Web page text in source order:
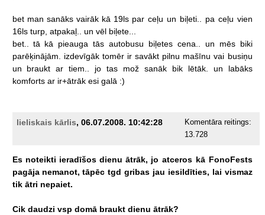
bet man sanāks vairāk kā 19ls par ceļu un biļeti.. pa ceļu vien
16ls turp, atpakaļ.. un vēl biļete...
bet..
tā kā pieauga tās autobusu biļetes cena.. un mēs biki
parēķinājām.
izdevīgāk tomēr ir savākt pilnu mašīnu vai busiņu
un
braukt ar tiem.. jo tas mož sanāk bik lētāk. un
labāks
komforts ar ir+ātrāk esi galā :)
lieliskais kārlis, 06.07.2008. 10:42:28
Komentāra reitings:
13.728
Es noteikti ieradīšos dienu ātrāk, jo atceros kā FonoFests
pagāja nemanot, tāpēc tgd gribas jau iesildīties, lai vismaz
tik ātri nepaiet.
Cik daudzi vsp domā braukt dienu ātrāk?